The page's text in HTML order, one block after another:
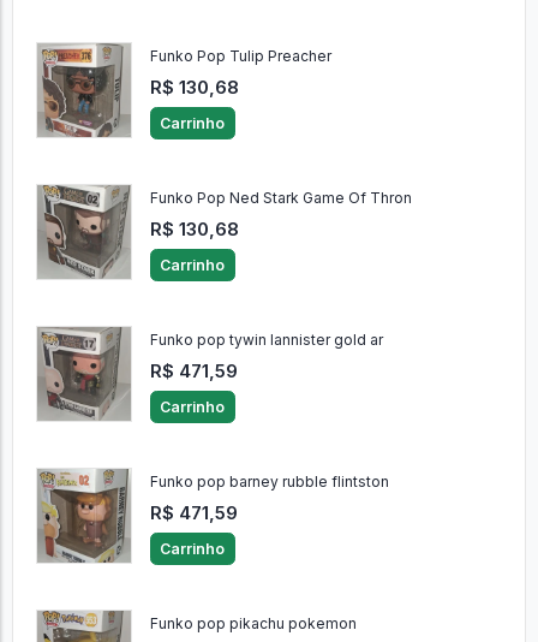
Funko Pop Tulip Preacher
R$ 130,68
Carrinho
Funko Pop Ned Stark Game Of Thron
R$ 130,68
Carrinho
Funko pop tywin lannister gold ar
R$ 471,59
Carrinho
Funko pop barney rubble flintston
R$ 471,59
Carrinho
Funko pop pikachu pokemon